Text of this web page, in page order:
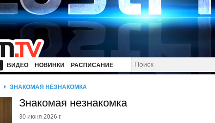
ВИДЕО НОВИНКИ РАСПИСАНИЕ
ЗНАКОМАЯ НЕЗНАКОМКА
Знакомая незнакомка
30 июня 2026 г.